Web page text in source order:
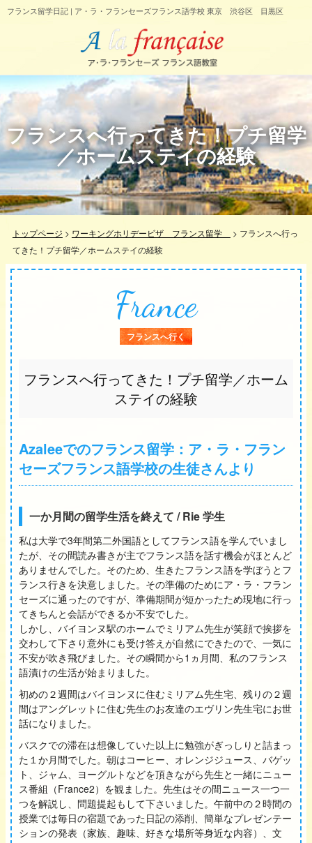
フランス留学日記 | ア・ラ・フランセーズフランス語学校 東京 渋谷区 目黒区
フランスへ行ってきた！プチ留学
／ホームステイの経験
トップページ > ワーキングホリデービザ フランス留学 > フランスへ行っ
てきた！プチ留学／ホームステイの経験
France
フランスへ行く
フランスへ行ってきた！プチ留学／ホーム
ステイの経験
Azaleeでのフランス留学：ア・ラ・フラン
セーズフランス語学校の生徒さんより
一か月間の留学生活を終えて / Rie 学生
私は大学で3年間第二外国語としてフランス語を学んでいまし
たが、その間読み書きが主でフランス語を話す機会がほとんど
ありませんでした。そのため、生きたフランス語を学ぼうとフ
ランス行きを決意しました。その準備のためにア・ラ・フラン
セーズに通ったのですが、準備期間が短かったため現地に行っ
てきちんと会話ができるか不安でした。
しかし、バイヨンヌ駅のホームでミリアム先生が笑顔で挨拶を
交わして下さり意外にも受け答えが自然にできたので、一気に
不安が吹き飛びました。その瞬間から1ヵ月間、私のフランス
語漬けの生活が始まりました。
初めの２週間はバイヨンヌに住むミリアム先生宅、残りの２週
間はアングレットに住む先生のお友達のエヴリン先生宅にお世
話になりました。
バスクでの滞在は想像していた以上に勉強がぎっしりと詰まっ
た１か月間でした。朝はコーヒー、オレンジジュース、バゲッ
ト、ジャム、ヨーグルトなどを頂きながら先生と一緒にニュー
ス番組（France2）を観ました。先生はその間ニュース一つ一
つを解説し、問題提起もして下さいました。午前中の２時間の
授業では毎日の宿題であった日記の添削、簡単なプレゼンテー
ションの発表（家族、趣味、好きな場所等身近な内容）、文